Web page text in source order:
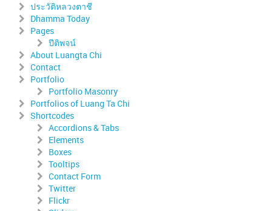
ประวัติหลวงตาชี
Dhamma Today
Pages
ปีติพจน์
About Luangta Chi
Contact
Portfolio
Portfolio Masonry
Portfolios of Luang Ta Chi
Shortcodes
Accordions & Tabs
Elements
Boxes
Tooltips
Contact Form
Twitter
Flickr